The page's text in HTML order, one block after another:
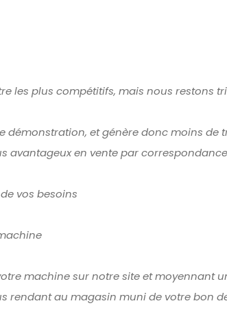
les plus compétitifs, mais nous restons
démonstration, et génère donc moins de
avantageux en vente par
vos besoins
machine sur notre site et moyennant
rendant au magasin muni de votre bon